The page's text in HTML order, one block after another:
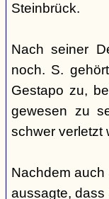
Steinbrück.
Nach seiner
noch. S.
Gestapo zu,
gewesen zu
schwer verletzt
Nachdem auch
aussagte, dass